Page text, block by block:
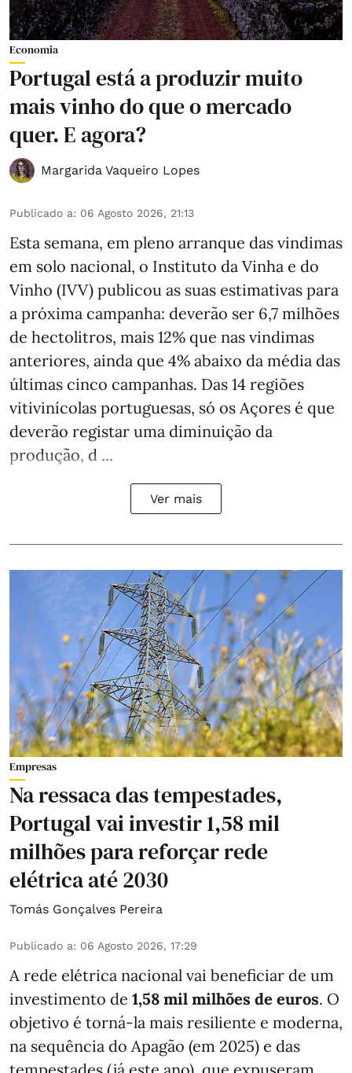
Economia
Portugal está a produzir muito
mais vinho do que o mercado
quer. E agora?
Margarida Vaqueiro Lopes
Publicado a: 06 Agosto 2026, 21:13
Esta semana, em pleno arranque das vindimas
em solo nacional, o Instituto da Vinha e do
Vinho (IVV) publicou as suas estimativas para
a próxima campanha: deverão ser 6,7 milhões
de hectolitros, mais 12% que nas vindimas
anteriores, ainda que 4% abaixo da média das
últimas cinco campanhas. Das 14 regiões
vitivinícolas portuguesas, só os Açores é que
deverão registar uma diminuição da
produção, d ...
Ver mais
Empresas
Na ressaca das tempestades,
Portugal vai investir 1,58 mil
milhões para reforçar rede
elétrica até 2030
Tomás Gonçalves Pereira
Publicado a: 06 Agosto 2026, 17:29
A rede elétrica nacional vai beneficiar de um
investimento de 1,58 mil milhões de euros. O
objetivo é torná-la mais resiliente e moderna,
na sequência do Apagão (em 2025) e das